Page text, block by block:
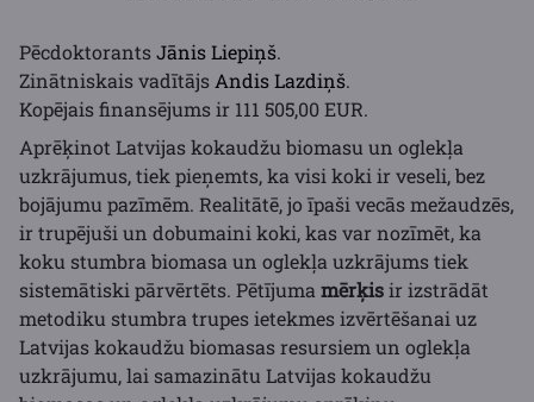
PēcdoktorantsJānis Liepiņš.
Zinātniskais vadītājs Andis Lazdiņš.
Kopējais finansējums ir 111 505,00 EUR.
Aprēķinot Latvijas kokaudžu biomasu un oglekļa
uzkrājumus, tiek pieņemts, ka visi koki ir veseli, bez
bojājumu pazīmēm. Realitātē, jo īpaši vecās mežaudzēs,
ir trupējuši un dobumaini koki, kas var nozīmēt, ka
koku stumbra biomasa un oglekļa uzkrājums tiek
sistemātiski pārvērtēts. Pētījuma mērķisir izstrādāt
metodiku stumbra trupes ietekmes izvērtēšanai uz
Latvijas kokaudžu biomasas resursiem un oglekļa
uzkrājumu, lai samazinātu Latvijas kokaudžu